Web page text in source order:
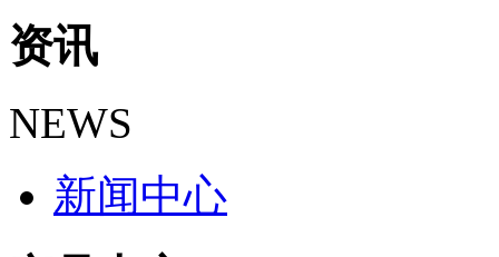
资讯
NEWS
新闻中心